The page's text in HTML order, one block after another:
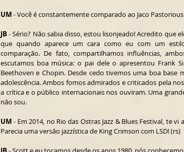
UM - Você é constantemente comparado ao Jaco
JB - Sério? Não sabia disso, estou lisonjeado! Acredito que
que quando aparece um cara como eu com um
comparação. De fato, compartilhamos influências,
escutamos boa música: o pai dele o apresentou Frank
Beethoven e Chopin. Desde cedo tivemos uma boa base
adolescência. Ambos fomos admirados e criticados pela
a crítica e o público internacionais nos ouviram. Uma
não sou.
UM - Em 2014, no Rio das Ostras Jazz & Blues Festival, te
Parecia uma versão jazzística de King Crimson com LSD! (rs)